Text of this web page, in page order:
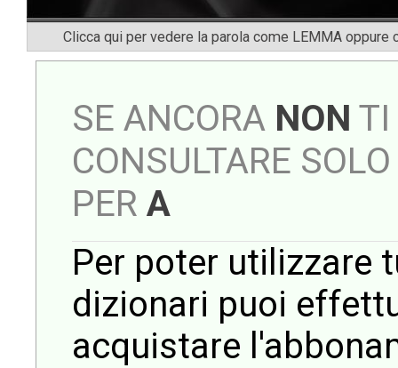
Clicca qui per vedere la parola come LEMMA oppure
SE ANCORA NON TI
CONSULTARE
PER A
Per poter utilizzare
dizionari puoi
acquistare